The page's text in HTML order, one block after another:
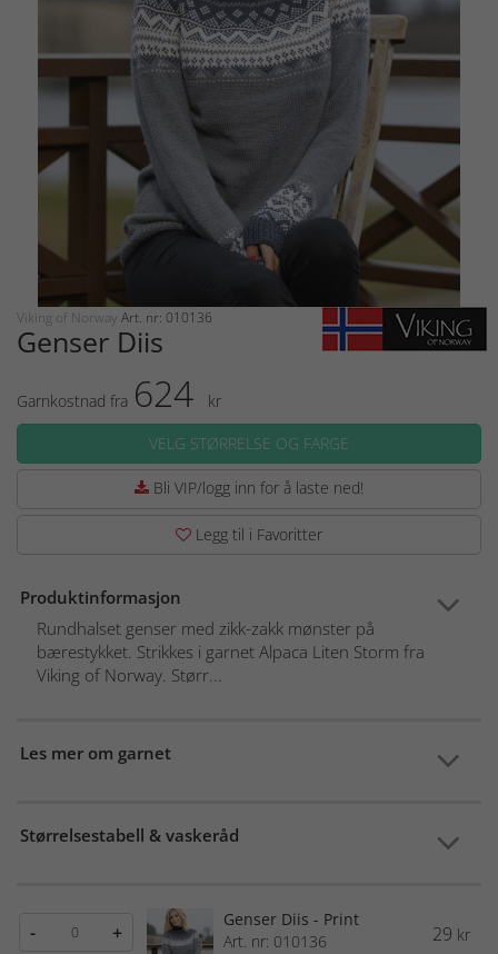
Viking of Norway Art. nr: 010136
Genser Diis
Garnkostnad fra 624
kr
VELG STØRRELSE OG FARGE
Bli VIP/logg inn for å laste ned!
Legg til i Favoritter
Produktinformasjon
Rundhalset genser med zikk-zakk mønster på
bærestykket. Strikkes i garnet Alpaca Liten Storm fra
Viking of Norway. Størr...
Les mer om garnet
Størrelsestabell & vaskeråd
- +
Genser Diis - Print
Art. nr: 010136
29 kr